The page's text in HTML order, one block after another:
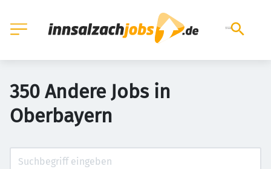
350 Andere Jobs in
Oberbayern